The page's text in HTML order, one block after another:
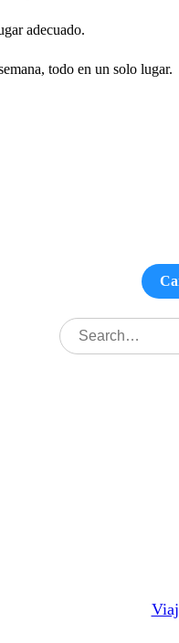
adecuado.
todo en un solo lugar.